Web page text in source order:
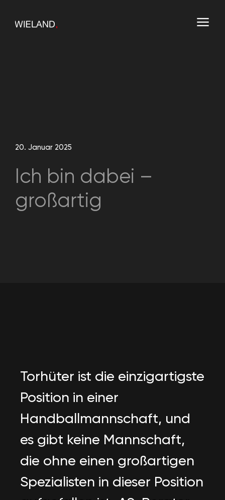
20. Januar 2025
Ich bin dabei –
großartig
Torhüter ist die einzigartigste
Position in einer
Handballmannschaft, und
es gibt keine Mannschaft,
die ohne einen großartigen
Spezialisten in dieser Position